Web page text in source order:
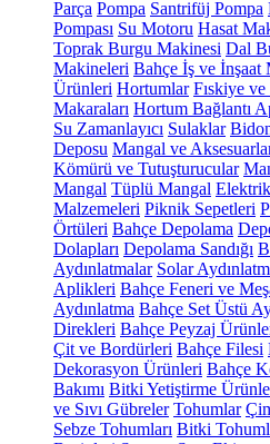
Parça Pompa Santrifüj Pompa
Pompası Su Motoru Hasat
Toprak Burgu Makinesi Dal
Makineleri Bahçe İş ve İnşaat
Ürünleri Hortumlar Fıskiye ve
Makaraları Hortum Bağlantı
Su Zamanlayıcı Sulaklar
Deposu Mangal ve
Kömürü ve Tutuşturucular
Mangal Tüplü Mangal
Malzemeleri Piknik Sepetleri
Örtüleri Bahçe Depolama
Dolapları Depolama Sandığı
Aydınlatmalar Solar
Aplikleri Bahçe Feneri ve
Aydınlatma Bahçe Set Üstü
Direkleri Bahçe Peyzaj
Çit ve Bordürleri Bahçe Filesi
Dekorasyon Ürünleri Bahçe
Bakımı Bitki Yetiştirme
ve Sıvı Gübreler Tohumlar
Sebze Tohumları Bitki